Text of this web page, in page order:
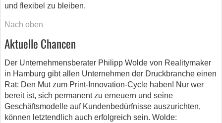
und flexibel zu bleiben.
Nach oben
Aktuelle Chancen
Der Unternehmensberater Philipp Wolde von Realitymaker
in Hamburg gibt allen Unternehmen der Druckbranche einen
Rat: Den Mut zum Print-Innovation-Cycle haben! Nur wer
bereit ist, sich permanent zu erneuern und seine
Geschäftsmodelle auf Kundenbedürfnisse auszurichten,
können letztendlich auch erfolgreich sein. Wolde: